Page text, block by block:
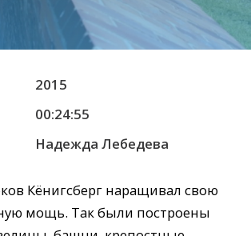
2015
00:24:55
Надежда Лебедева
Кёнигсберг наращивал свою
мощь. Так были построены